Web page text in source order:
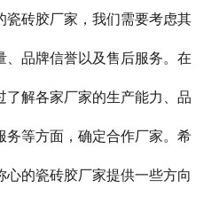
瓷砖胶厂家，我们需要考虑其
、品牌信誉以及售后服务。在
了解各家厂家的生产能力、品
务等方面，确定合作厂家。希
的瓷砖胶厂家提供一些方向